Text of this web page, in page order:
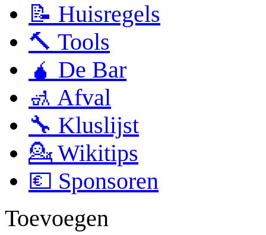
📝 Huisregels
🔨 Tools
🧉 De Bar
🚮 Afval
🔧 Kluslijst
💁 Wikitips
💶 Sponsoren
Toevoegen